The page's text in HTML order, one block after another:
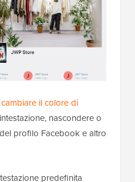
cambiare il colore di
nascondere o
profilo Facebook e altro
predefinita